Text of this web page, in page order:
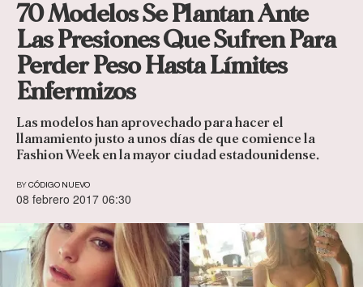
70 Modelos Se Plantan Ante
Las Presiones Que Sufren Para
Perder Peso Hasta Límites
Enfermizos
Las modelos han aprovechado para hacer el
llamamiento justo a unos días de que comience la
Fashion Week en la mayor ciudad estadounidense.
BY CÓDIGO NUEVO
08 febrero 2017 06:30